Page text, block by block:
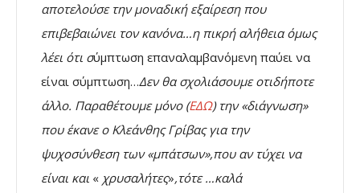
αποτελούσε την μοναδική εξαίρεση που
επιβεβαιώνει τον κανόνα…η πικρή αλήθεια όμως
λέει ότι σύμπτωση επαναλαμβανόμενη παύει να
είναι σύμπτωση…Δεν θα σχολιάσουμε οτιδήποτε
άλλο. Παραθέτουμε μόνο (ΕΔΩ) την «διάγνωση»
που έκανε ο Κλεάνθης Γρίβας για την
ψυχοσύνθεση των «μπάτσων»,που αν τύχει να
είναι και « χρυσαλήτες»,τότε …καλά